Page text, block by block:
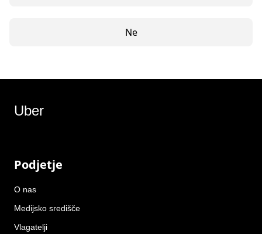
Ne
Uber
Podjetje
O nas
Medijsko središče
Vlagatelji